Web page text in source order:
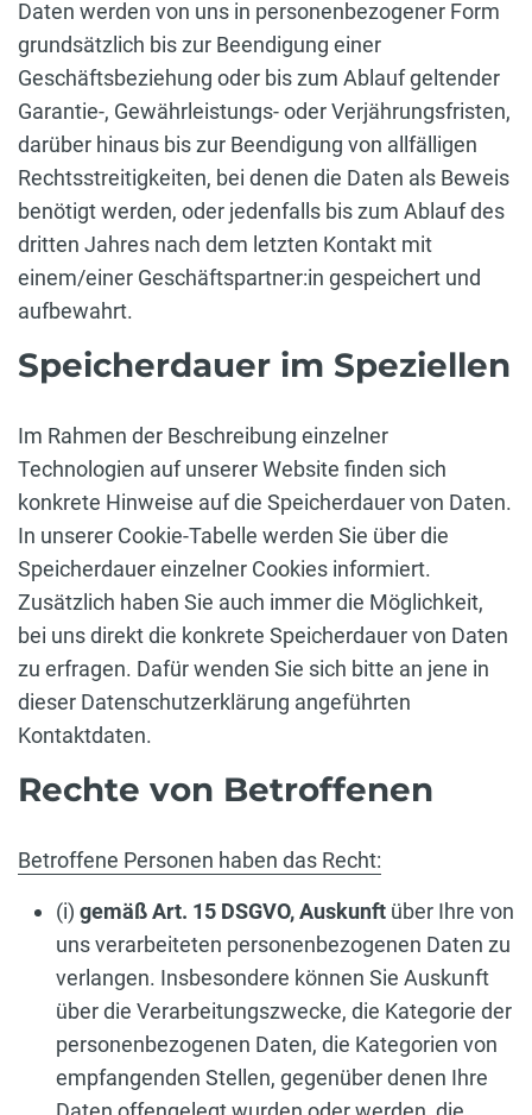
Daten werden von uns in personenbezogener Form
grundsätzlich bis zur Beendigung einer
Geschäftsbeziehung oder bis zum Ablauf geltender
Garantie-, Gewährleistungs- oder Verjährungsfristen,
darüber hinaus bis zur Beendigung von allfälligen
Rechtsstreitigkeiten, bei denen die Daten als Beweis
benötigt werden, oder jedenfalls bis zum Ablauf des
dritten Jahres nach dem letzten Kontakt mit
einem/einer Geschäftspartner:in gespeichert und
aufbewahrt.
Speicherdauer im Speziellen
Im Rahmen der Beschreibung einzelner
Technologien auf unserer Website finden sich
konkrete Hinweise auf die Speicherdauer von Daten.
In unserer Cookie-Tabelle werden Sie über die
Speicherdauer einzelner Cookies informiert.
Zusätzlich haben Sie auch immer die Möglichkeit,
bei uns direkt die konkrete Speicherdauer von Daten
zu erfragen. Dafür wenden Sie sich bitte an jene in
dieser Datenschutzerklärung angeführten
Kontaktdaten.
Rechte von Betroffenen
Betroffene Personen haben das Recht:
(i) gemäß Art. 15 DSGVO,Auskunft über Ihre von
uns verarbeiteten personenbezogenen Daten zu
verlangen. Insbesondere können Sie Auskunft
über die Verarbeitungszwecke, die Kategorie der
personenbezogenen Daten, die Kategorien von
empfangenden Stellen, gegenüber denen Ihre